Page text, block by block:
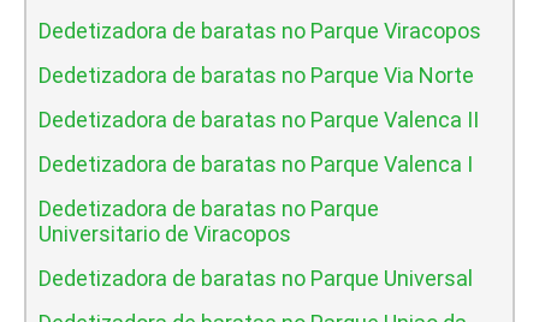
Dedetizadora de baratas no Parque Viracopos
Dedetizadora de baratas no Parque Via Norte
Dedetizadora de baratas no Parque Valenca II
Dedetizadora de baratas no Parque Valenca I
Dedetizadora de baratas no Parque
Universitario de Viracopos
Dedetizadora de baratas no Parque Universal